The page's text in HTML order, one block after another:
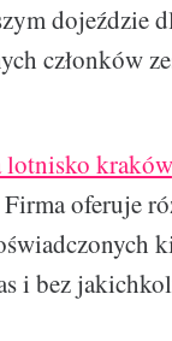
dojeździe
członków
lotnisko kraków
oferuje
i bez